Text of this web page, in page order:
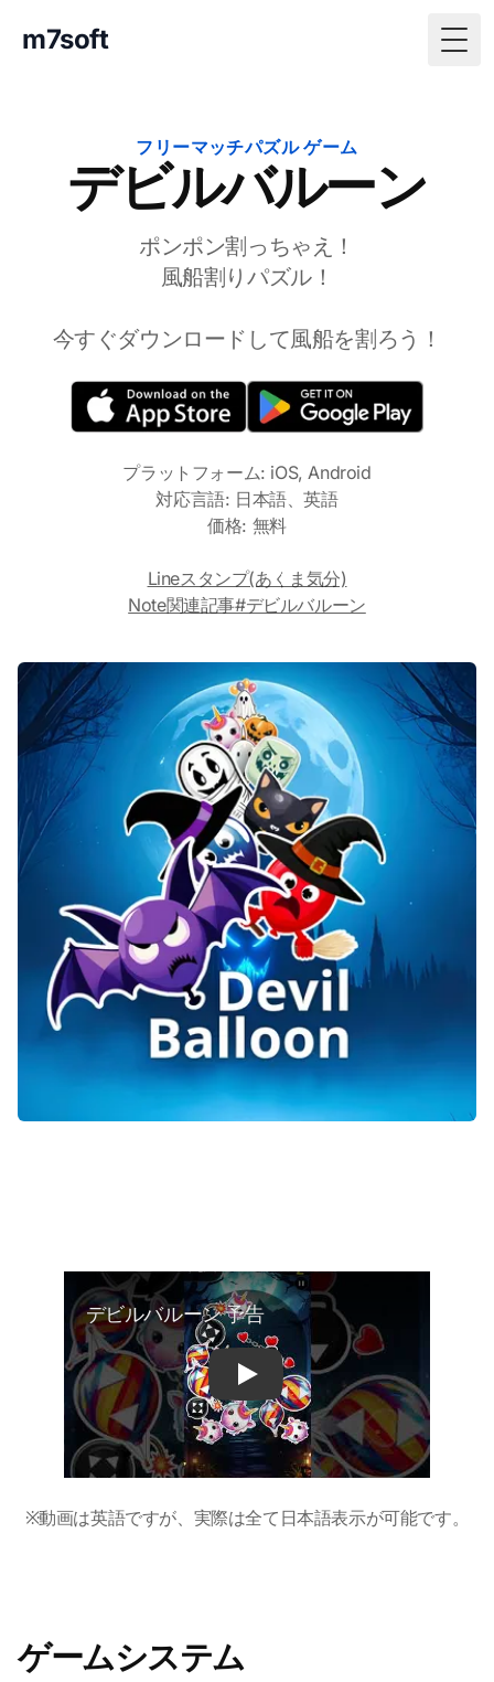
m7soft
フリーマッチパズル ゲーム
デビルバルーン
ポンポン割っちゃえ！
風船割りパズル！
今すぐダウンロードして風船を割ろう！
プラットフォーム: iOS, Android
対応言語: 日本語、英語
価格: 無料
Lineスタンプ(あくま気分)
Note関連記事#デビルバルーン
※動画は英語ですが、実際は全て日本語表示が可能です。
ゲームシステム